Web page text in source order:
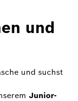
und
und suchst
Junior-